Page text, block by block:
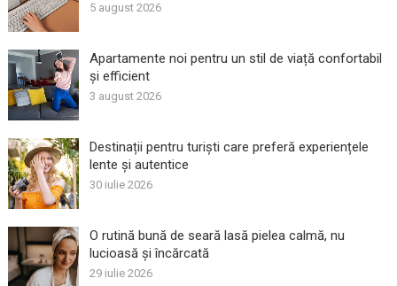
5 august 2026
Apartamente noi pentru un stil de viață confortabil
și efficient
3 august 2026
Destinații pentru turiști care preferă experiențele
lente și autentice
30 iulie 2026
O rutină bună de seară lasă pielea calmă, nu
lucioasă și încărcată
29 iulie 2026